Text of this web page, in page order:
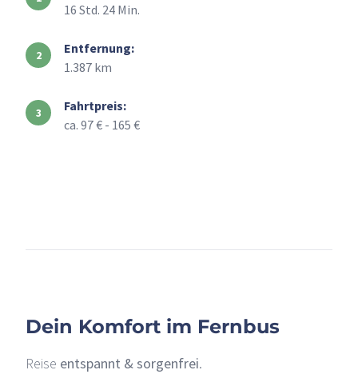
16 Std. 24 Min.
Entfernung:
1.387 km
Fahrtpreis:
ca. 97 € - 165 €
Dein Komfort im Fernbus
Reise entspannt & sorgenfrei.